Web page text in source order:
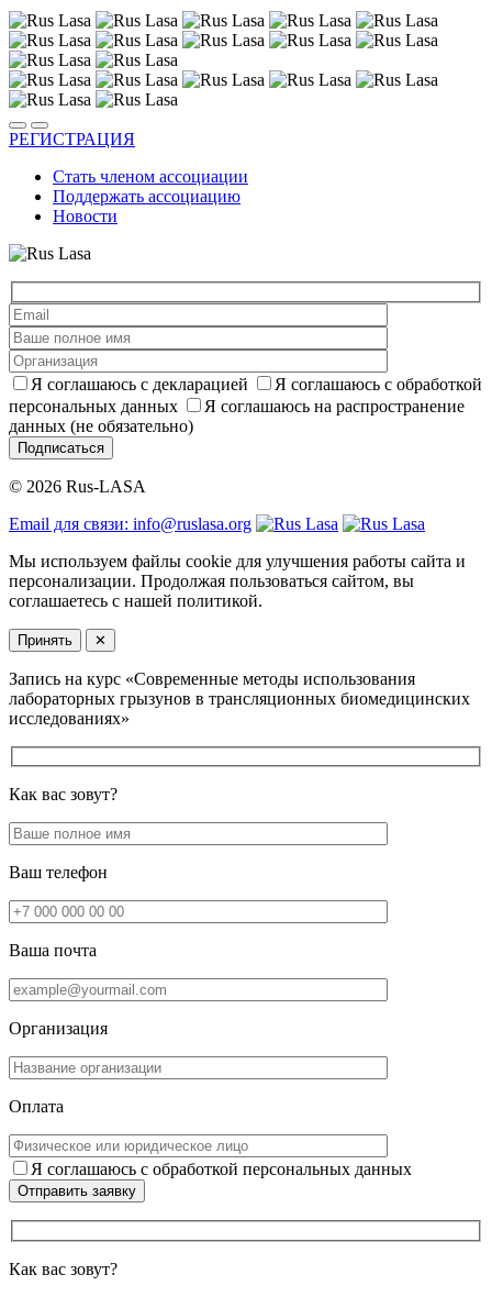
РЕГИСТРАЦИЯ
Стать членом ассоциации
Поддержать ассоциацию
Новости
Я соглашаюсь с декларацией
Я соглашаюсь с обработкой
персональных данных
Я соглашаюсь на распространение
данных (не обязательно)
Подписаться
© 2026 Rus-LASA
Email для связи: info@ruslasa.org
Мы используем файлы cookie для улучшения работы сайта и
персонализации. Продолжая пользоваться сайтом, вы
соглашаетесь с нашей политикой.
Принять ✕
Запись на курс «Современные методы использования
лабораторных грызунов в трансляционных биомедицинских
исследованиях»
Как вас зовут?
Ваш телефон
Ваша почта
Организация
Оплата
Я соглашаюсь с обработкой персональных данных
Отправить заявку
Как вас зовут?